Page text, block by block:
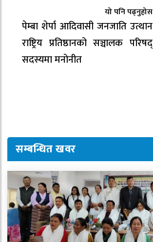
यो पनि पढ्नुहोस
पेम्बा शेर्पा आदिवासी जनजाति उत्थान
राष्ट्रिय प्रतिष्ठानको सञ्चालक परिषद्
सदस्यमा मनोनीत
सम्बन्धित खवर